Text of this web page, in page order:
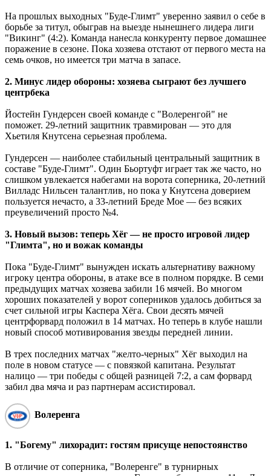
На прошлых выходных "Буде-Глимт" уверенно заявил о себе в
борьбе за титул, обыграв на выезде нынешнего лидера лиги
"Викинг" (4:2). Команда нанесла конкуренту первое домашнее
поражение в сезоне. Пока хозяева отстают от первого места на
семь очков, но имеется три матча в запасе.
2. Минус лидер обороны: хозяева сыграют без лучшего
центрбека
Йостейн Гундерсен своей команде с "Волеренгой" не
поможет. 29-летний защитник травмирован — это для
Хьетиля Кнутсена серьезная проблема.
Гундерсен — наиболее стабильный центральный защитник в
составе "Буде-Глимт". Один Бьортуфт играет так же часто, но
слишком увлекается набегами на ворота соперника, 20-летний
Вилладс Нильсен талантлив, но пока у Кнутсена доверием
пользуется нечасто, а 33-летний Бреде Мое — без всяких
преувеличений просто №4.
3. Новый вызов: теперь Хёг — не просто игровой лидер
"Глимта", но и вожак команды
Пока "Буде-Глимт" вынужден искать альтернативу важному
игроку центра обороны, в атаке все в полном порядке. В семи
предыдущих матчах хозяева забили 16 мячей. Во многом
хороших показателей у ворот соперников удалось добиться за
счет сильной игры Каспера Хёга. Свои десять мячей
центрфорвард положил в 14 матчах. Но теперь в клубе нашли
новый способ мотивирования звезды передней линии.
В трех последних матчах "желто-черных" Хёг выходил на
поле в новом статусе — с повязкой капитана. Результат
налицо — три победы с общей разницей 7:2, а сам форвард
забил два мяча и раз партнерам ассистировал.
Волеренга
1. "Богему" лихорадит: гостям присуще непостоянство
В отличие от соперника, "Волеренге" в турнирных